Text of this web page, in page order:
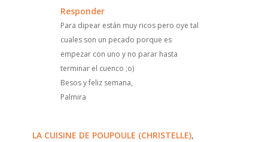
Responder
Para dipear están muy ricos pero oye tal
cuales son un pecado porque es
empezar con uno y no parar hasta
terminar el cuenco ;o)
Besos y feliz semana,
Palmira
LA CUISINE DE POUPOULE (CHRISTELLE),